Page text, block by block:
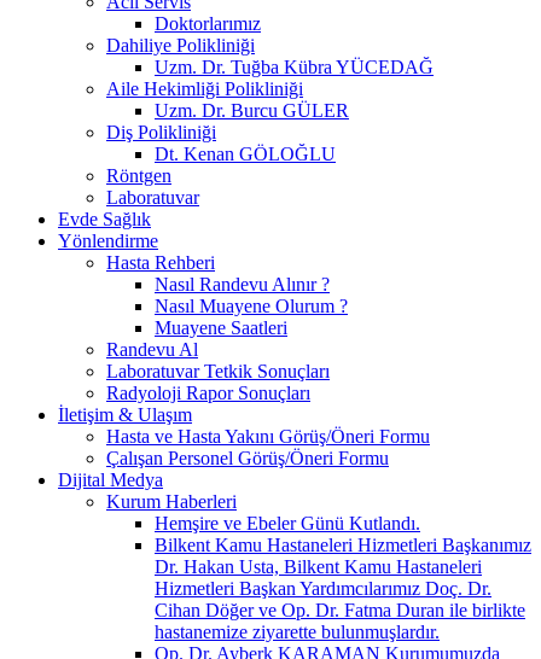
Doktorlarımız
Dahiliye Polikliniği
Uzm. Dr. Tuğba Kübra YÜCEDAĞ
Aile Hekimliği Polikliniği
Uzm. Dr. Burcu GÜLER
Diş Polikliniği
Dt. Kenan GÖLOĞLU
Röntgen
Laboratuvar
Evde Sağlık
Yönlendirme
Hasta Rehberi
Nasıl Randevu Alınır ?
Nasıl Muayene Olurum ?
Muayene Saatleri
Randevu Al
Laboratuvar Tetkik Sonuçları
Radyoloji Rapor Sonuçları
İletişim & Ulaşım
Hasta ve Hasta Yakını Görüş/Öneri Formu
Çalışan Personel Görüş/Öneri Formu
Dijital Medya
Kurum Haberleri
Hemşire ve Ebeler Günü Kutlandı.
Bilkent Kamu Hastaneleri Hizmetleri Başkanımız
Dr. Hakan Usta, Bilkent Kamu Hastaneleri
Hizmetleri Başkan Yardımcılarımız Doç. Dr.
Cihan Döğer ve Op. Dr. Fatma Duran ile birlikte
hastanemize ziyarette bulunmuşlardır.
Op. Dr. Ayberk KARAMAN Kurumumuzda